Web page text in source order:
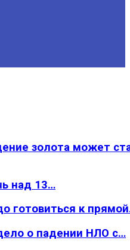
золота может
над 13…
готовиться к
о падении НЛО с…